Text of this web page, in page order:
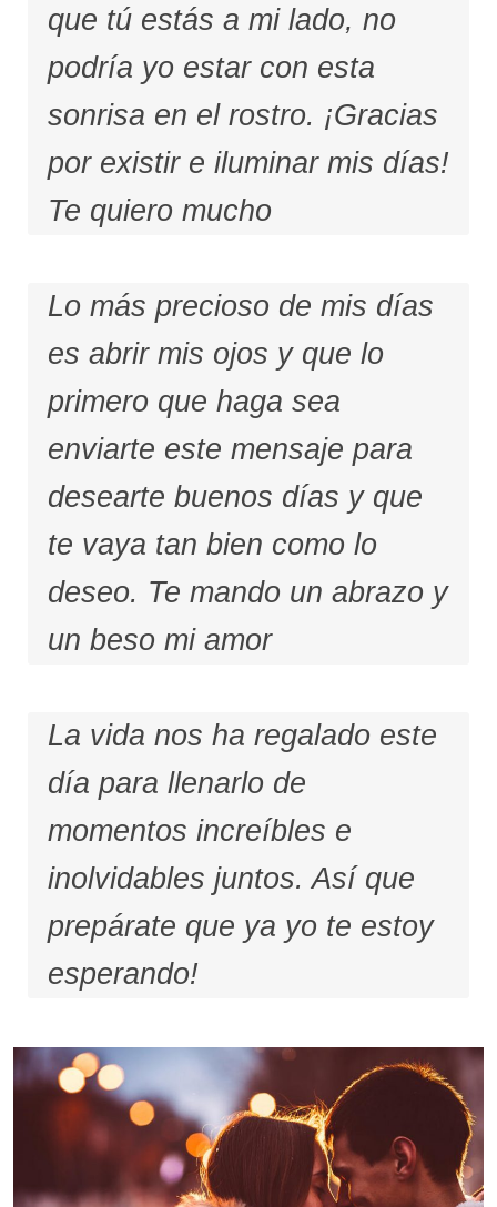
que tú estás a mi lado, no
podría yo estar con esta
sonrisa en el rostro. ¡Gracias
por existir e iluminar mis días!
Te quiero mucho
Lo más precioso de mis días
es abrir mis ojos y que lo
primero que haga sea
enviarte este mensaje para
desearte buenos días y que
te vaya tan bien como lo
deseo. Te mando un abrazo y
un beso mi amor
La vida nos ha regalado este
día para llenarlo de
momentos increíbles e
inolvidables juntos. Así que
prepárate que ya yo te estoy
esperando!